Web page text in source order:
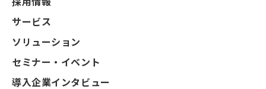
サービス
ソリューション
セミナー・イベント
導入企業インタビュー